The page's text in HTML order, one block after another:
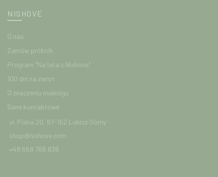
NISHOVE
O nas
Zamów próbnik
Program "Na lata z Nishove"
100 dni na zwrot
O znaczeniu mulesigu
Dane kontaktowe
ul. Polna 20, 87-162 Lubicz Górny
shop@nishove.com
+48 668 766 838